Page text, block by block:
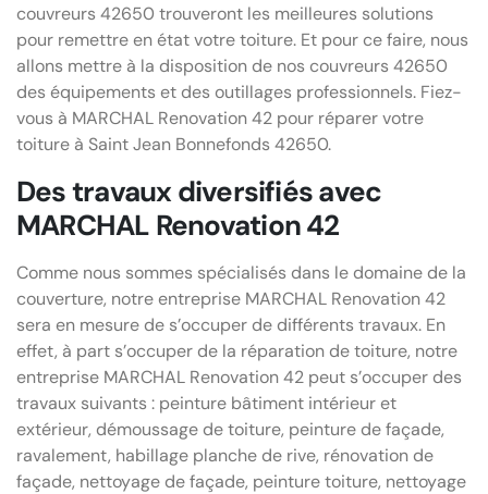
couvreurs 42650 trouveront les meilleures solutions
pour remettre en état votre toiture. Et pour ce faire, nous
allons mettre à la disposition de nos couvreurs 42650
des équipements et des outillages professionnels. Fiez-
vous à MARCHAL Renovation 42 pour réparer votre
toiture à Saint Jean Bonnefonds 42650.
Des travaux diversifiés avec
MARCHAL Renovation 42
Comme nous sommes spécialisés dans le domaine de la
couverture, notre entreprise MARCHAL Renovation 42
sera en mesure de s’occuper de différents travaux. En
effet, à part s’occuper de la réparation de toiture, notre
entreprise MARCHAL Renovation 42 peut s’occuper des
travaux suivants : peinture bâtiment intérieur et
extérieur, démoussage de toiture, peinture de façade,
ravalement, habillage planche de rive, rénovation de
façade, nettoyage de façade, peinture toiture, nettoyage